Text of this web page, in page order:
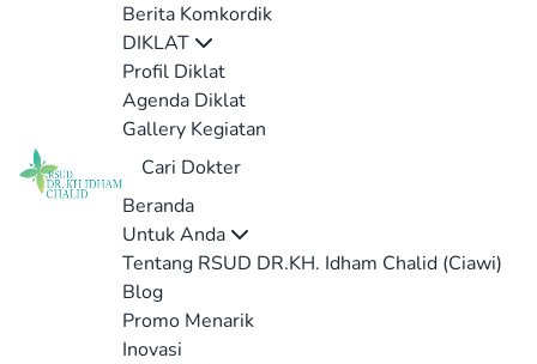
Berita Komkordik
DIKLAT
Profil Diklat
Agenda Diklat
Gallery Kegiatan
Cari Dokter
Beranda
Untuk Anda
Tentang RSUD DR.KH. Idham Chalid (Ciawi)
Blog
Promo Menarik
Inovasi